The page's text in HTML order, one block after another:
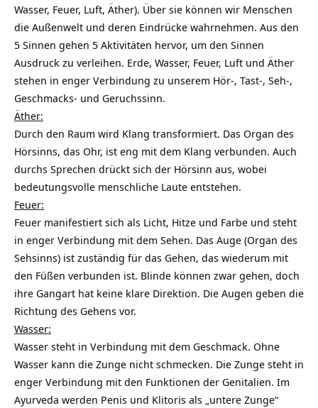
Wasser, Feuer, Luft, Äther). Über sie können wir Menschen
die Außenwelt und deren Eindrücke wahrnehmen. Aus den
5 Sinnen gehen 5 Aktivitäten hervor, um den Sinnen
Ausdruck zu verleihen. Erde, Wasser, Feuer, Luft und Äther
stehen in enger Verbindung zu unserem Hör-, Tast-, Seh-,
Geschmacks- und Geruchssinn.
Äther:
Durch den Raum wird Klang transformiert. Das Organ des
Hörsinns, das Ohr, ist eng mit dem Klang verbunden. Auch
durchs Sprechen drückt sich der Hörsinn aus, wobei
bedeutungsvolle menschliche Laute entstehen.
Feuer:
Feuer manifestiert sich als Licht, Hitze und Farbe und steht
in enger Verbindung mit dem Sehen. Das Auge (Organ des
Sehsinns) ist zuständig für das Gehen, das wiederum mit
den Füßen verbunden ist. Blinde können zwar gehen, doch
ihre Gangart hat keine klare Direktion. Die Augen geben die
Richtung des Gehens vor.
Wasser:
Wasser steht in Verbindung mit dem Geschmack. Ohne
Wasser kann die Zunge nicht schmecken. Die Zunge steht in
enger Verbindung mit den Funktionen der Genitalien. Im
Ayurveda werden Penis und Klitoris als „untere Zunge“